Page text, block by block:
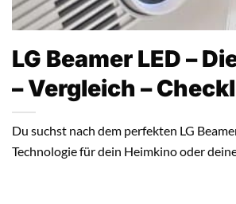
LG Beamer LED –
– Vergleich –
Du suchst nach dem perfekten LG
Technologie für dein Heimkino oder